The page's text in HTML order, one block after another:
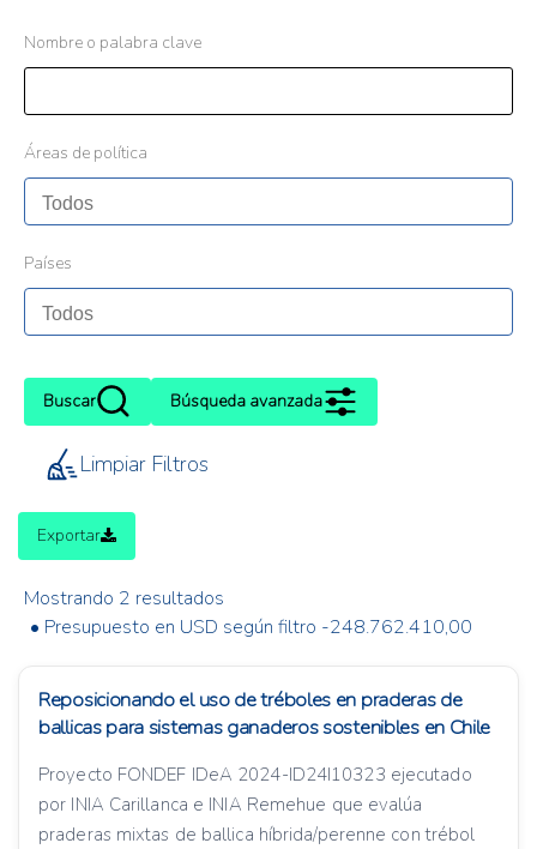
Nombre o palabra clave
Áreas de política
Países
Buscar Búsqueda avanzada
Limpiar Filtros
Exportar
Mostrando 2 resultados
• Presupuesto en USD según filtro -248.762.410,00
Reposicionando el uso de tréboles en praderas de
ballicas para sistemas ganaderos sostenibles en Chile
Proyecto FONDEF IDeA 2024-ID24I10323 ejecutado
por INIA Carillanca e INIA Remehue que evalúa
praderas mixtas de ballica híbrida/perenne con trébol